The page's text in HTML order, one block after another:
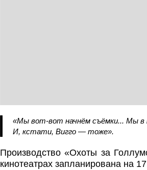
«Мы вот-вот начнём съёмки... Мы в
И, кстати, Вигго — тоже».
Производство «Охоты за
кинотеатрах запланирована на